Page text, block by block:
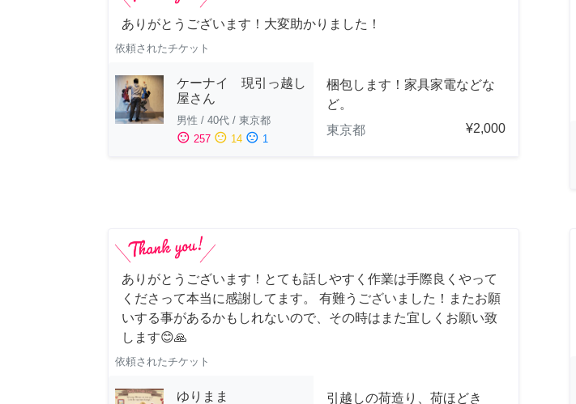
ありがとうございます！大変助かりました！
依頼されたチケット
ケーナイ 現引っ越し
屋さん
男性 / 40代 / 東京都
sentiment_satisfied 257 sentiment_neutral 14 sentiment_dissatisfied 1
梱包します！家具家電などな
ど。
東京都
¥2,000
ありがとうございます！とても話しやすく作業は手際良くやって
くださって本当に感謝してます。 有難うございました！またお願
いする事があるかもしれないので、その時はまた宜しくお願い致
します😊🙏
依頼されたチケット
ゆりまま
引越しの荷造り、荷ほどき